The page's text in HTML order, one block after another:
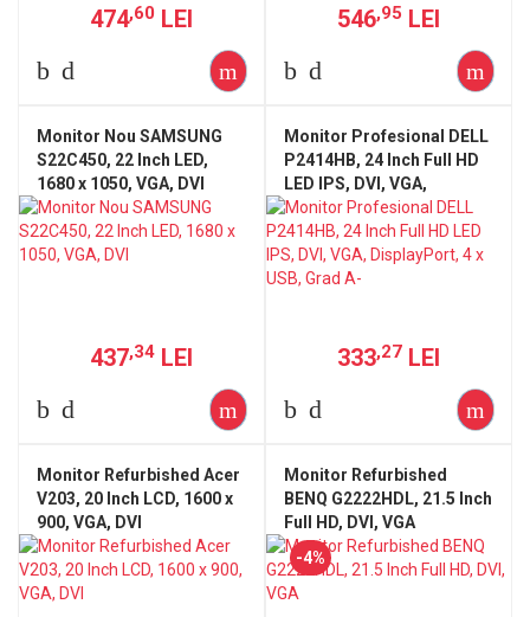
474,60 LEI 546,95 LEI
Monitor Nou SAMSUNG
S22C450, 22 Inch LED,
1680 x 1050, VGA, DVI
437,34 LEI
Monitor Profesional DELL
P2414HB, 24 Inch Full HD
LED IPS, DVI, VGA,
DisplayPort, 4 x USB, Grad
A-
333,27 LEI
Monitor Refurbished Acer
V203, 20 Inch LCD, 1600 x
900, VGA, DVI
Monitor Refurbished
BENQ G2222HDL, 21.5 Inch
Full HD, DVI, VGA
-4%